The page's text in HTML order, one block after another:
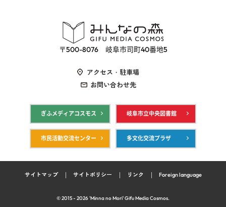
〒500-8076 岐阜市司町40番地5
アクセス・駐車場
お問い合わせ先
ぎふメディアコスモス 岐阜市立中央図書館
市民活動交流センター 多文化交流プラザ
サイトマップ サイトポリシー リンク Foreign language
© 2015 - 2026'Minna no Mori' Gifu Media Cosmos.